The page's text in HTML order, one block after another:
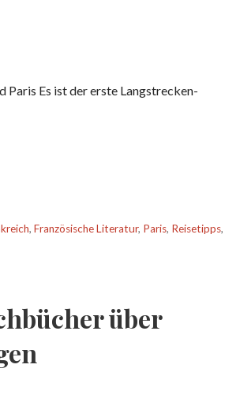
Paris Es ist der erste Langstrecken-
,Französische Literatur, Paris, Reisetipps,
über